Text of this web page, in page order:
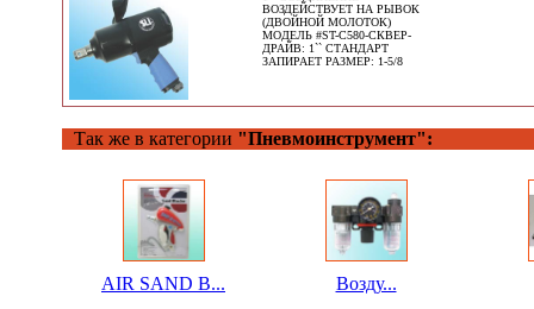
ВОЗДЕЙСТВУЕТ НА РЫВОК
(ДВОЙНОЙ МОЛОТОК)
МОДЕЛЬ #ST-C580-СКВЕР-
ДРАЙВ: 1`` СТАНДАРТ
ЗАПИРАЕТ РАЗМЕР: 1-5/8
Так же в категории "Пневмоинструмент":
AIR SAND B... Возду...